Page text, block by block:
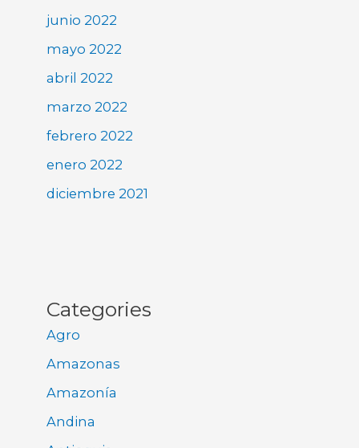
junio 2022
mayo 2022
abril 2022
marzo 2022
febrero 2022
enero 2022
diciembre 2021
Categories
Agro
Amazonas
Amazonía
Andina